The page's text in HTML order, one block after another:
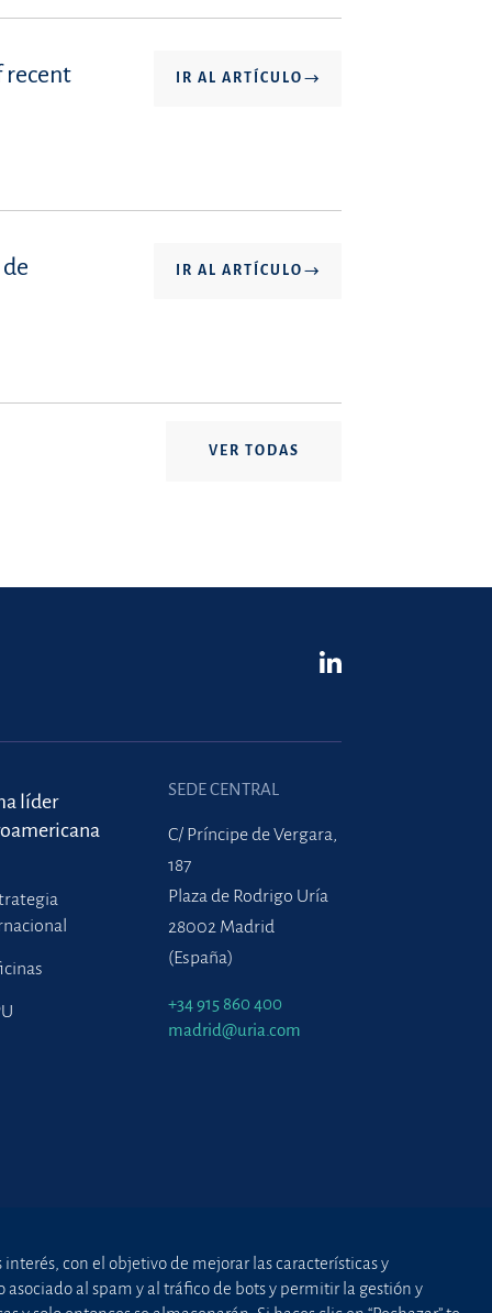
recent
IR AL ARTÍCULO
IR AL ARTÍCULO
VER TODAS
líder
SEDE CENTRAL
C/ Príncipe de Vergara,
187
Plaza de Rodrigo Uría
28002 Madrid
(España)
+34 915 860 400
madrid@uria.com
con el objetivo de mejorar las características y
al spam y al tráfico de bots y permitir la gestión y